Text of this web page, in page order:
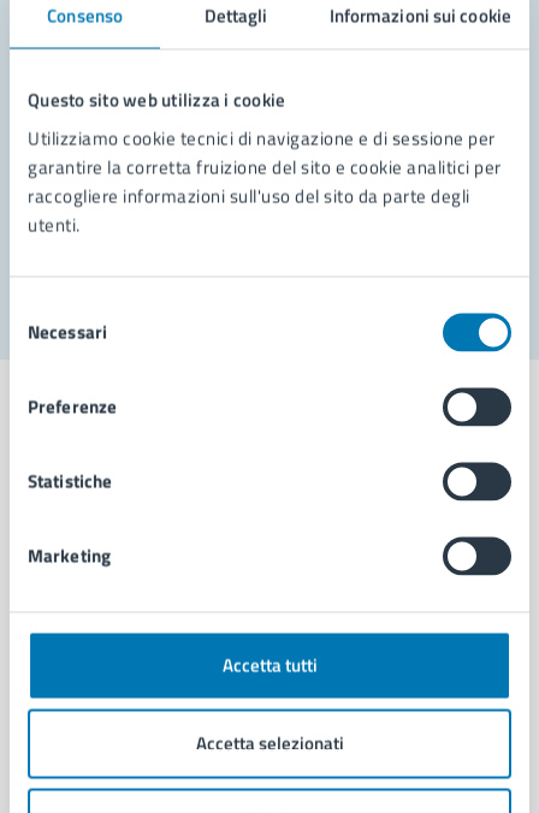
Consenso Dettagli Informazioni sui cookie
Questo sito web utilizza i cookie
Utilizziamo cookie tecnici di navigazione e di sessione per
garantire la corretta fruizione del sito e cookie analitici per
raccogliere informazioni sull'uso del sito da parte degli
utenti.
delNecessari
Preferenze
Statistiche
Marketing
Accetta tutti
Accetta selezionati
Leggi le domande frequenti
Richiedi assistenza
Prenota appuntamento
Problemi in città
Comune di Napoli
AMMINISTRAZIONE
Organi di governo
Enti e fondazioni
Personale amministrativo